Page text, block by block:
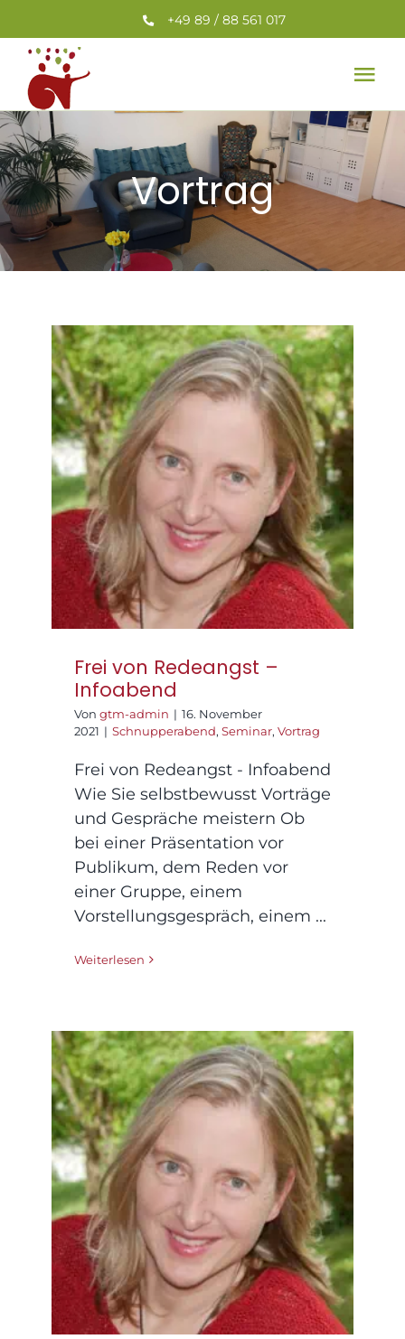
Inhalt
springen
+49 89 / 88 561 017
Home
Leistungen
Team
Aktuelles
Praxisräume
Kontakt
Vortrag
Frei von Redeangst –
Infoabend
Frei von Redeangst –
Infoabend
Von gtm-admin | 16. November
2021 | Schnupperabend, Seminar, Vortrag
Frei von Redeangst - Infoabend
Wie Sie selbstbewusst Vorträge
und Gespräche meistern Ob
bei einer Präsentation vor
Publikum, dem Reden vor
einer Gruppe, einem
Vorstellungsgespräch, einem ...
Weiterlesen
Frei von Redeangst –
Infoabend